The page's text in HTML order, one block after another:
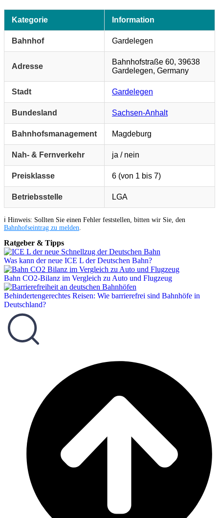
Kategorie Information
Bahnhof Gardelegen
Adresse
Bahnhofstraße 60, 39638
Gardelegen, Germany
Stadt Gardelegen
Bundesland Sachsen-Anhalt
Bahnhofsmanagement Magdeburg
Nah- & Fernverkehr ja / nein
Preisklasse 6 (von 1 bis 7)
Betriebsstelle LGA
ℹ️ Hinweis: Sollten Sie einen Fehler feststellen, bitten wir Sie, den
Bahnhofseintrag zu melden
Ratgeber & Tipps
Was kann der neue ICE L der Deutschen Bahn?
Bahn CO2-Bilanz im Vergleich zu Auto und Flugzeug
Behindertengerechtes Reisen: Wie barrierefrei sind Bahnhöfe in
Deutschland?